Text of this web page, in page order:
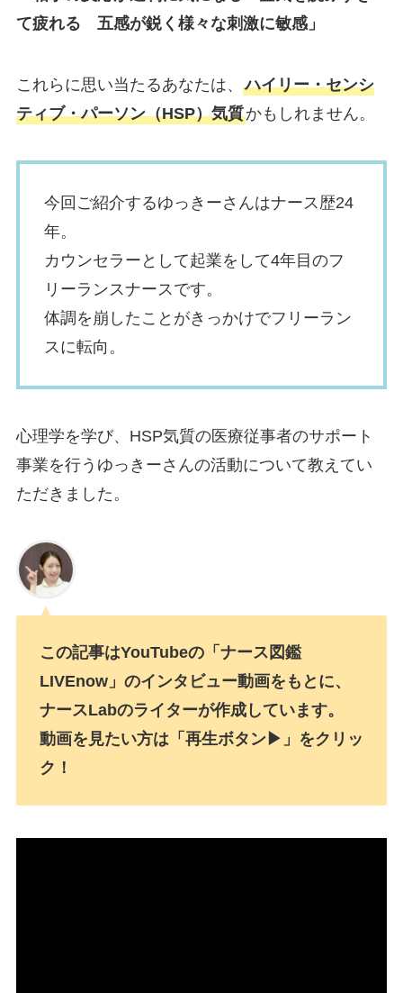
て疲れる 五感が鋭く様々な刺激に敏感」
これらに思い当たるあなたは、 ハイリー・センシ
ティブ・パーソン（HSP）気質かもしれません。
今回ご紹介するゆっきーさんはナース歴24
年。
カウンセラーとして起業をして4年目のフ
リーランスナースです。
体調を崩したことがきっかけでフリーラン
スに転向。
心理学を学び、HSP気質の医療従事者のサポート
事業を行うゆっきーさんの活動について教えてい
ただきました。
この記事はYouTubeの「ナース図鑑
LIVEnow」のインタビュー動画をもとに、
ナースLabのライターが作成しています。
動画を見たい方は「再生ボタン▶」をクリッ
ク！